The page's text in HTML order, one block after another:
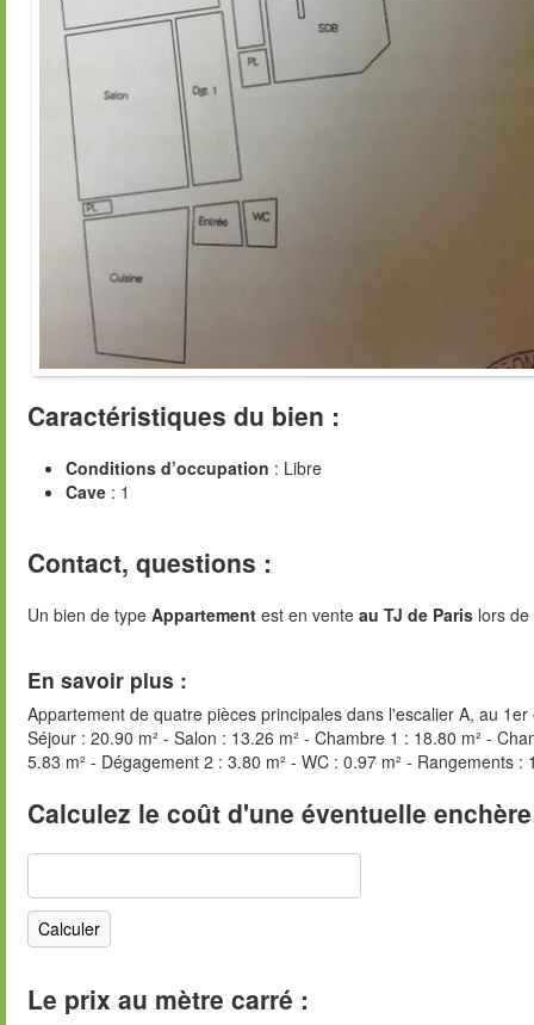
Caractéristiques du bien :
Conditions d’occupation : Libre
Cave : 1
Contact, questions :
Un bien de type Appartement est en vente au TJ de Paris lors
En savoir plus :
Appartement de quatre pièces principales dans l'escalier A, au
Séjour : 20.90 m² - Salon : 13.26 m² - Chambre 1 : 18.80 m² -
5.83 m² - Dégagement 2 : 3.80 m² - WC : 0.97 m² - Rangements :
Calculez le coût d'une éventuelle
Le prix au mètre carré :